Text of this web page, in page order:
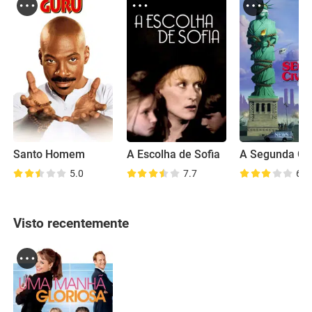
Santo Homem
5.0
A Escolha de Sofia
7.7 6.6
Visto recentemente